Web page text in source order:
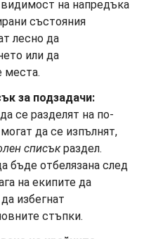
на напредъка
състояния
лесно да
или да
места.
за подзадачи:
се разделят на по-
да се изпълнят,
списъкраздел.
бъде отбелязана след
на екипите да
избегнат
стъпки.